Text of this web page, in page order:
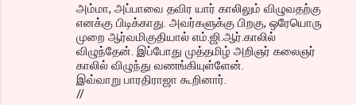
அம்மா, அப்பாவை தவிர யார் காலிலும் விழுவதற்கு
எனக்கு பிடிக்காது. அவர்களுக்கு பிறகு, ஒரேயொரு
முறை ஆர்வமிகுதியால் எம்.ஜி.ஆர்.காலில்
விழுந்தேன். இப்போது முத்தமிழ் அறிஞர் கலைஞர்
காலில் விழுந்து வணங்கியுள்ளேன்.
இவ்வாறு பாரதிராஜா கூறினார்.
//